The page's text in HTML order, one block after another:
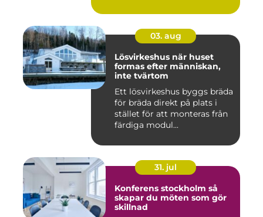
03. aug
Lösvirkeshus när huset
formas efter människan,
inte tvärtom
Ett lösvirkeshus byggs bräda
för bräda direkt på plats i
stället för att monteras från
färdiga modul...
31. jul
Konferens stockholm så
skapar du möten som gör
skillnad